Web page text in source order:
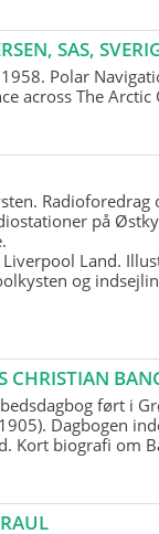
SAS,
Polar
across The Arctic
Radioforedrag
på
Land.
og
CHRISTIAN
ført i
Dagbogen
Kort biografi om